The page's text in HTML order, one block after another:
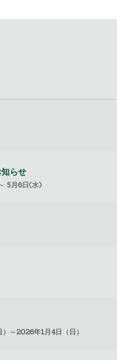
らせ
5月6日(水)
～2026年1月4日（日）